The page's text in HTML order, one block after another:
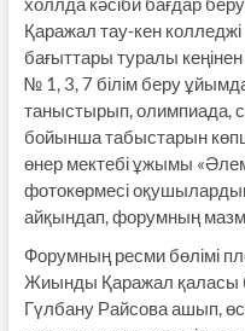
Қаражал тау-кен
бағыттары туралы
№ 1, 3, 7 білім беру
таныстырып, олимпиада,
бойынша табыстарын
өнер мектебі ұжымы
фотокөрмесі
айқындап, форумның
Форумның ресми бөлімі
Жиынды Қаражал қаласы
Гүлбану Райсова ашып,